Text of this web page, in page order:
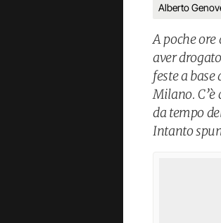
Alberto
A poche
aver
feste a
Milano. C’è
da tempo
Intanto